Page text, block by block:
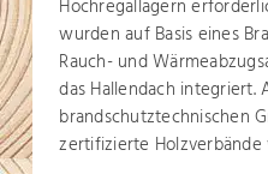
Hochregallagern
wurden auf Basis eines
Rauch- und
das Hallendach integriert.
brandschutztechnischen
zertifizierte Holzverbände